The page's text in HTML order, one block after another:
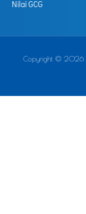
Nilai GCG
Copyright © 2026